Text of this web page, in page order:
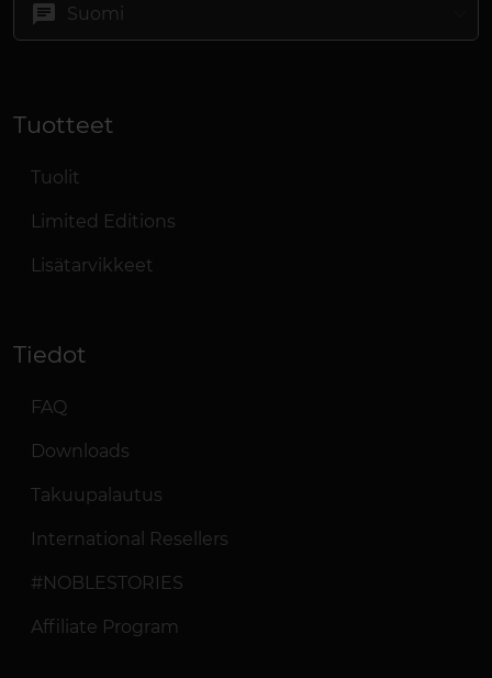
Tuotteet
Tuolit
Limited Editions
Lisätarvikkeet
Tiedot
FAQ
Downloads
Takuupalautus
International Resellers
#NOBLESTORIES
Affiliate Program
chat